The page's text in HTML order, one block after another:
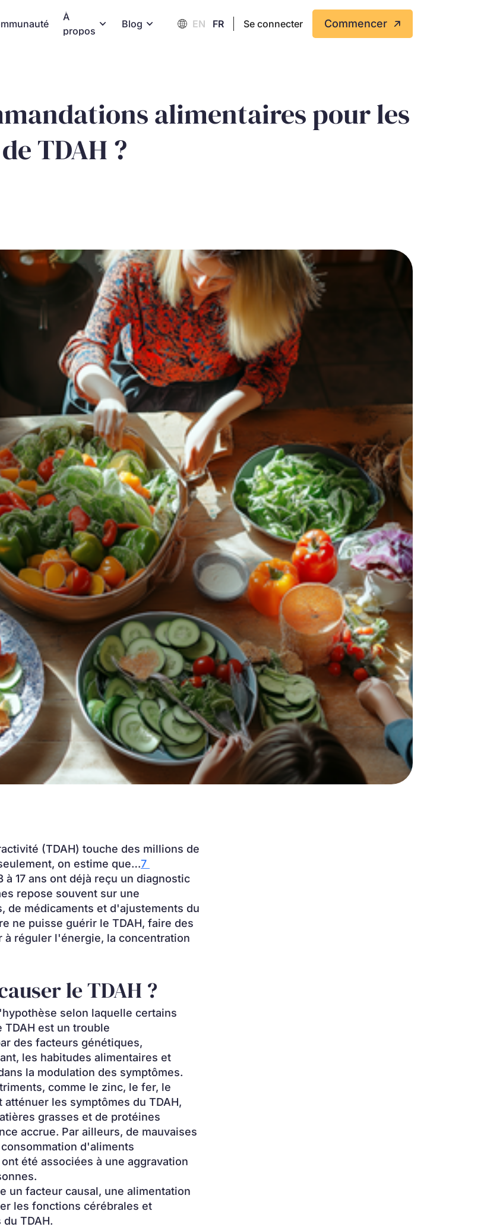
À
propos
Blog EN FR Se connecter Commencer
alimentaires pour les
TDAH ?
(TDAH) touche des millions de
on estime que…7
17 ans ont déjà reçu un diagnostic
repose souvent sur une
de médicaments et d'ajustements du
ne puisse guérir le TDAH, faire des
réguler l'énergie, la concentration
le TDAH ?
selon laquelle certains
TDAH est un trouble
des facteurs génétiques,
les habitudes alimentaires et
la modulation des symptômes.
comme le zinc, le fer, le
les symptômes du TDAH,
grasses et de protéines
accrue. Par ailleurs, de mauvaises
d'aliments
été associées à une aggravation
un facteur causal, une alimentation
les fonctions cérébrales et
TDAH.